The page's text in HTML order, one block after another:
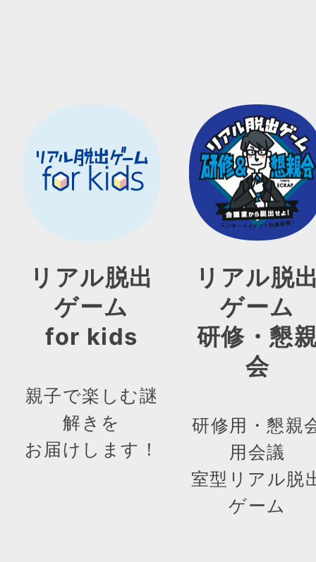
リアル脱出
ゲーム
for kids
親子で楽しむ謎
解きを
お届けします！
リアル脱
ゲーム
研修・懇
会
研修用・懇親
用会議
室型リアル脱
ゲーム